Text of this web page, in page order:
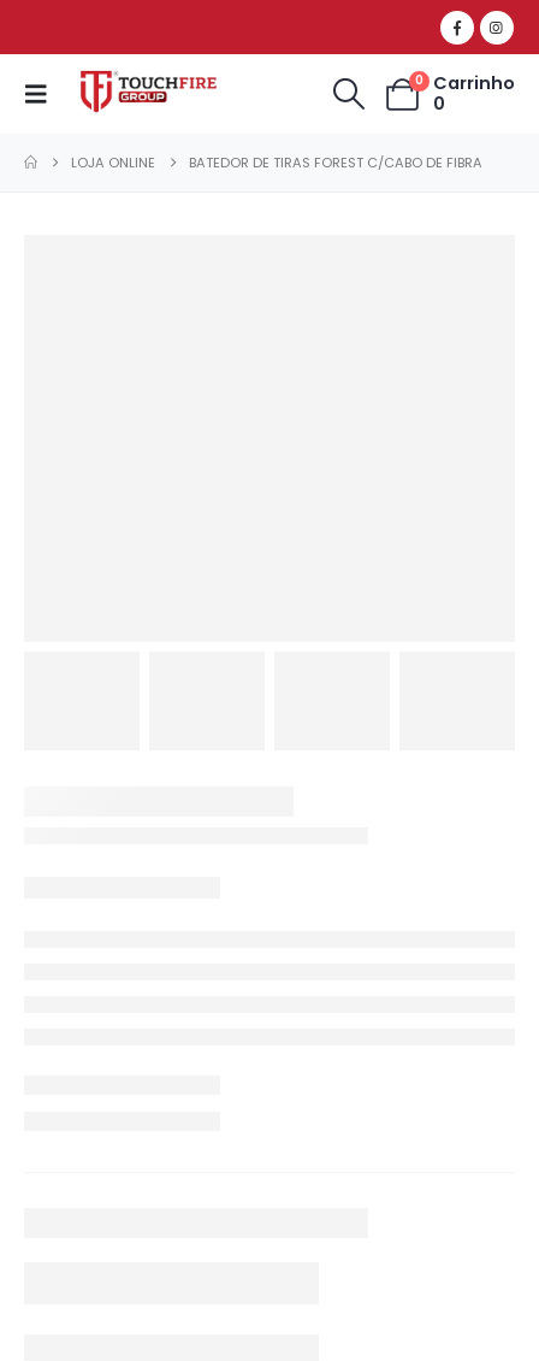
0
Carrinho
0
LOJA ONLINE BATEDOR DE TIRAS FOREST C/CABO DE FIBRA